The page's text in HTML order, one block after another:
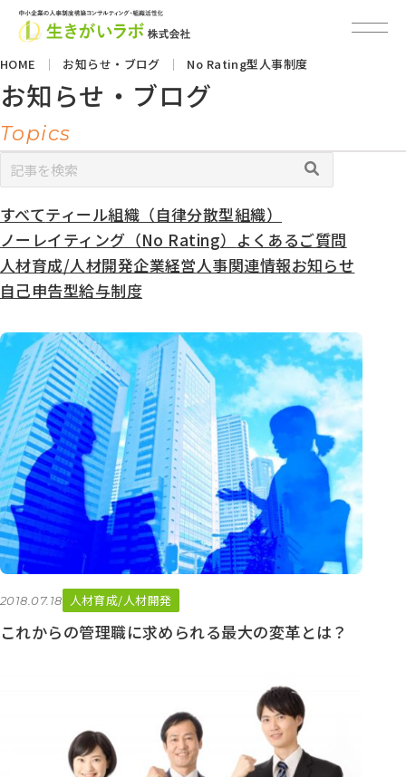
HOME お知らせ・ブログ No Rating型人事制度
お知らせ・ブログ
Topics
カ
テ
ゴ
リ
ー
ア
ー
カ
イ
ブ
すべてティール組織（自律分散型組織）
ノーレイティング（No Rating） よくあるご質問
人材育成/人材開発企業経営人事関連情報お知らせ
自己申告型給与制度
2018.07.18 人材育成/人材開発
これからの管理職に求められる最大の変革とは？